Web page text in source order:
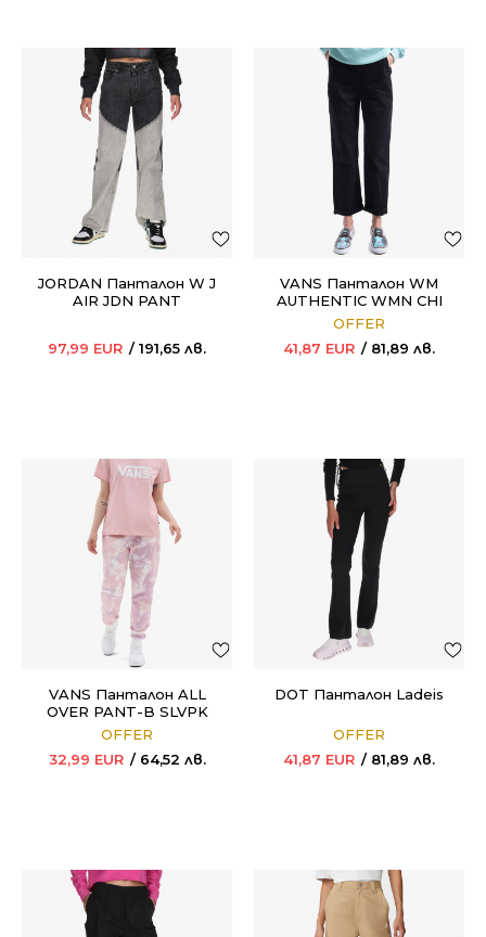
JORDAN Панталон W J
AIR JDN PANT
97,99 EUR 191,65 лв.
VANS Панталон WM
AUTHENTIC WMN CHI
AUTH BLACK
OFFER
41,87 EUR 81,89 лв.
VANS Панталон ALL
OVER PANT-B SLVPK
OFFER
32,99 EUR 64,52 лв.
DOT Панталон Ladeis
OFFER
41,87 EUR 81,89 лв.